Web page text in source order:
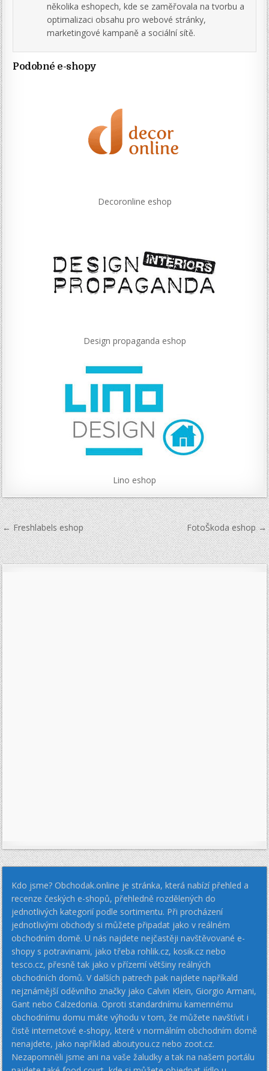
několika eshopech, kde se zaměřovala na tvorbu a
optimalizaci obsahu pro webové stránky,
marketingové kampaně a sociální sítě.
Podobné e-shopy
Decoronline eshop
Design propaganda eshop
Lino eshop
Navigace
pro
příspěvek
← Freshlabels eshop FotoŠkoda eshop →
Kdo jsme? Obchodak.online je stránka, která nabízí přehled a
recenze českých e-shopů, přehledně rozdělených do
jednotlivých kategorií podle sortimentu. Při procházení
jednotlivými obchody si můžete připadat jako v reálném
obchodním domě. U nás najdete nejčastěji navštěvované e-
shopy s potravinami, jako třeba rohlik.cz, kosik.cz nebo
tesco.cz, přesně tak jako v přízemí většiny reálných
obchodních domů. V dalších patrech pak najdete napříkald
nejznámější oděvního značky jako Calvin Klein, Giorgio Armani,
Gant nebo Calzedonia. Oproti standardnímu kamennému
obchodnímu domu máte výhodu v tom, že můžete navštívit i
čistě internetové e-shopy, které v normálním obchodním domě
nenajdete, jako například aboutyou.cz nebo zoot.cz.
Nezapomněli jsme ani na vaše žaludky a tak na našem portálu